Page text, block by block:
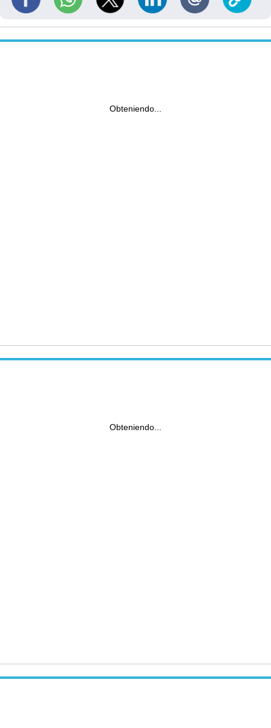
Obteniendo...
Obteniendo...